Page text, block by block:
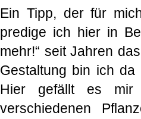
Ein Tipp, der für
predige ich hier in
mehr!“ seit Jahren
Gestaltung bin ich da
Hier gefällt es
verschiedenen